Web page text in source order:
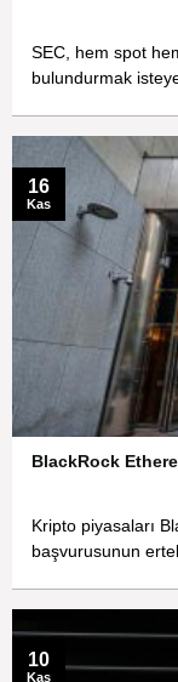
SEC, hem spot
bulundurmak
BlackRock
Kripto piyasaları
başvurusunun
16
Kas
10
Kas